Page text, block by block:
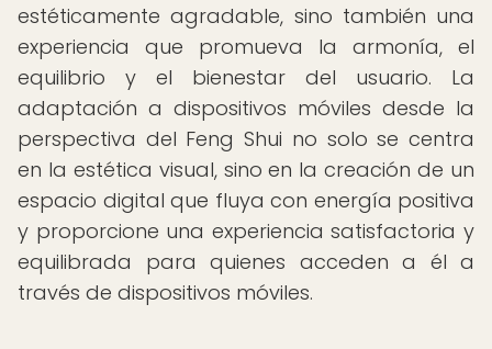
estéticamente agradable, sino también una
experiencia que promueva la armonía, el
equilibrio y el bienestar del usuario. La
adaptación a dispositivos móviles desde la
perspectiva del Feng Shui no solo se centra
en la estética visual, sino en la creación de un
espacio digital que fluya con energía positiva
y proporcione una experiencia satisfactoria y
equilibrada para quienes acceden a él a
través de dispositivos móviles.